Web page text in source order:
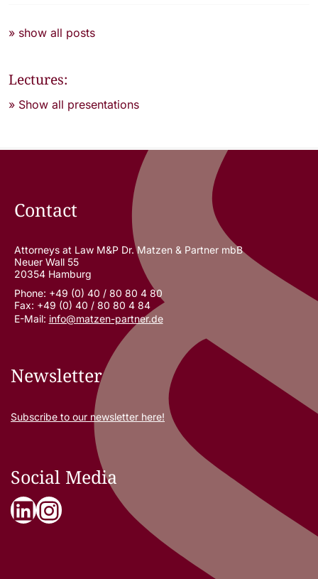
» show all posts
Lectures:
» Show all presentations
Contact
Attorneys at Law M&P Dr. Matzen & Partner mbB
Neuer Wall 55
20354 Hamburg
Phone: +49 (0) 40 / 80 80 4 80
Fax: +49 (0) 40 / 80 80 4 84
E-Mail: info@matzen-partner.de
Newsletter
Subscribe to our newsletter here!
Social Media
LinkedIn
Instagram